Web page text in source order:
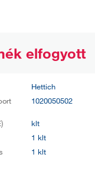
elfogyott
Hettich
1020050502
klt
1 klt
1 klt